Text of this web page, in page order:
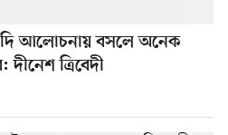
আলোচনায় বসলে অনেক
দীনেশ ত্রিবেদী